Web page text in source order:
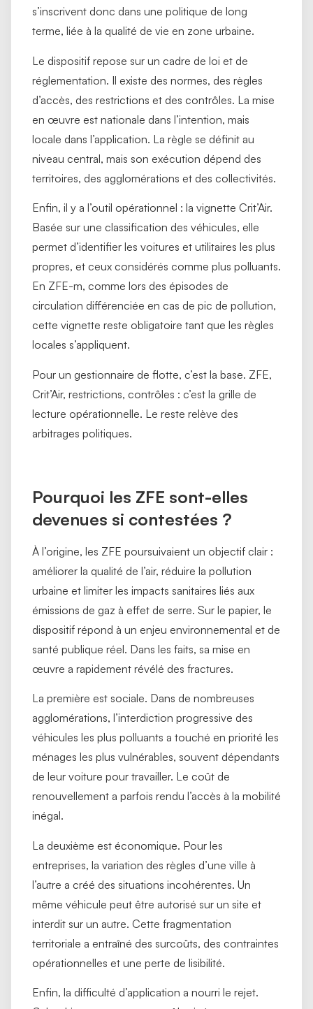
s’inscrivent donc dans une politique de long
terme, liée à la qualité de vie en zone urbaine.
Le dispositif repose sur un cadre de loi et de
réglementation. Il existe des normes, des règles
d’accès, des restrictions et des contrôles. La mise
en œuvre est nationale dans l’intention, mais
locale dans l’application. La règle se définit au
niveau central, mais son exécution dépend des
territoires, des agglomérations et des collectivités.
Enfin, il y a l’outil opérationnel : la vignette Crit’Air.
Basée sur une classification des véhicules, elle
permet d’identifier les voitures et utilitaires les plus
propres, et ceux considérés comme plus polluants.
En ZFE-m, comme lors des épisodes de
circulation différenciée en cas de pic de pollution,
cette vignette reste obligatoire tant que les règles
locales s’appliquent.
Pour un gestionnaire de flotte, c’est la base. ZFE,
Crit’Air, restrictions, contrôles : c’est la grille de
lecture opérationnelle. Le reste relève des
arbitrages politiques.
Pourquoi les ZFE sont-elles
devenues si contestées ?
À l’origine, les ZFE poursuivaient un objectif clair :
améliorer la qualité de l’air, réduire la pollution
urbaine et limiter les impacts sanitaires liés aux
émissions de gaz à effet de serre. Sur le papier, le
dispositif répond à un enjeu environnemental et de
santé publique réel. Dans les faits, sa mise en
œuvre a rapidement révélé des fractures.
La première est sociale. Dans de nombreuses
agglomérations, l’interdiction progressive des
véhicules les plus polluants a touché en priorité les
ménages les plus vulnérables, souvent dépendants
de leur voiture pour travailler. Le coût de
renouvellement a parfois rendu l’accès à la mobilité
inégal.
La deuxième est économique. Pour les
entreprises, la variation des règles d’une ville à
l’autre a créé des situations incohérentes. Un
même véhicule peut être autorisé sur un site et
interdit sur un autre. Cette fragmentation
territoriale a entraîné des surcoûts, des contraintes
opérationnelles et une perte de lisibilité.
Enfin, la difficulté d’application a nourri le rejet.